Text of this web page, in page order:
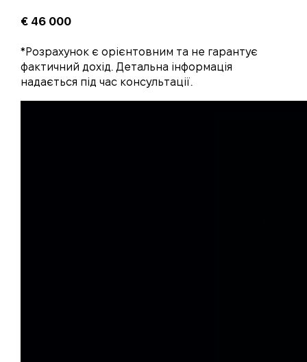
€ 46 000
*Розрахунок є орієнтовним та не гарантує
фактичний дохід. Детальна інформація
надається під час консультації.